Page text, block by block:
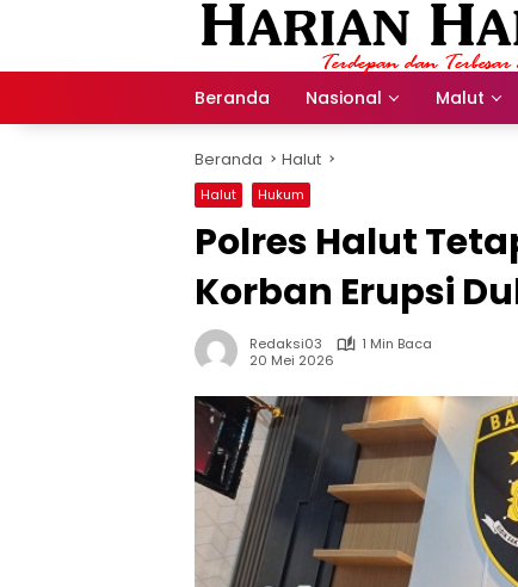
Beranda Nasional Malut
Beranda Halut
Halut Hukum
Polres Halut
Korban Erupsi
Redaksi03
1 Min Baca
20 Mei 2026